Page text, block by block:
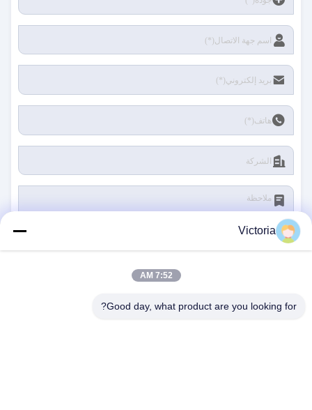
Victoria
7:52 AM
Good day, what product are you looking for?